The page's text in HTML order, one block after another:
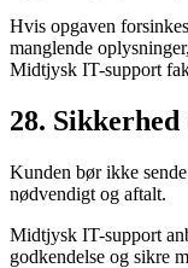
Hvis opgaven
manglende
Midtjysk IT-support
28. Sikkerhed
Kunden bør ikke
nødvendigt og aftalt.
Midtjysk IT-support
godkendelse og sikre